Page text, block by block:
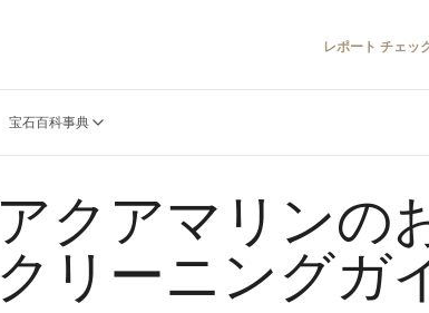
レポート チェッ
宝石百科事典
アクアマリンの
クリーニングガ